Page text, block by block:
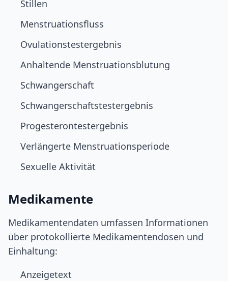
Stillen
Menstruationsfluss
Ovulationstestergebnis
Anhaltende Menstruationsblutung
Schwangerschaft
Schwangerschaftstestergebnis
Progesterontestergebnis
Verlängerte Menstruationsperiode
Sexuelle Aktivität
Medikamente
Medikamentendaten umfassen Informationen
über protokollierte Medikamentendosen und
Einhaltung:
Anzeigetext